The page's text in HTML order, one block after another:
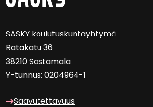
SASKY kou­lu­tus­kun­tayh­ty­mä
Ra­ta­ka­tu 36
38210 Sas­ta­ma­la
Y-​tunnus: 0204964-1
Saa­vu­tet­ta­vuus